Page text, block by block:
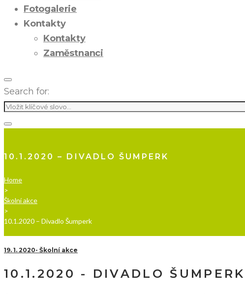
Fotogalerie
Kontakty
Kontakty
Zaměstnanci
Search for:
10.1.2020 – DIVADLO ŠUMPERK
Home
>
Školní akce
>
10.1.2020 – Divadlo Šumperk
19. 1. 2020 Školní akce
10.1.2020 - DIVADLO ŠUMPERK